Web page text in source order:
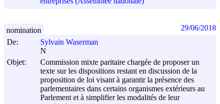
De:
Sylvain Waserman
N
Objet:
Commission mixte paritaire chargée de proposer un
texte sur les dispositions restant en discussion de la
proposition de loi visant à garantir la présence des
parlementaires dans certains organismes extérieurs au
Parlement et à simplifier les modalités de leur
nomination 29/06/2018